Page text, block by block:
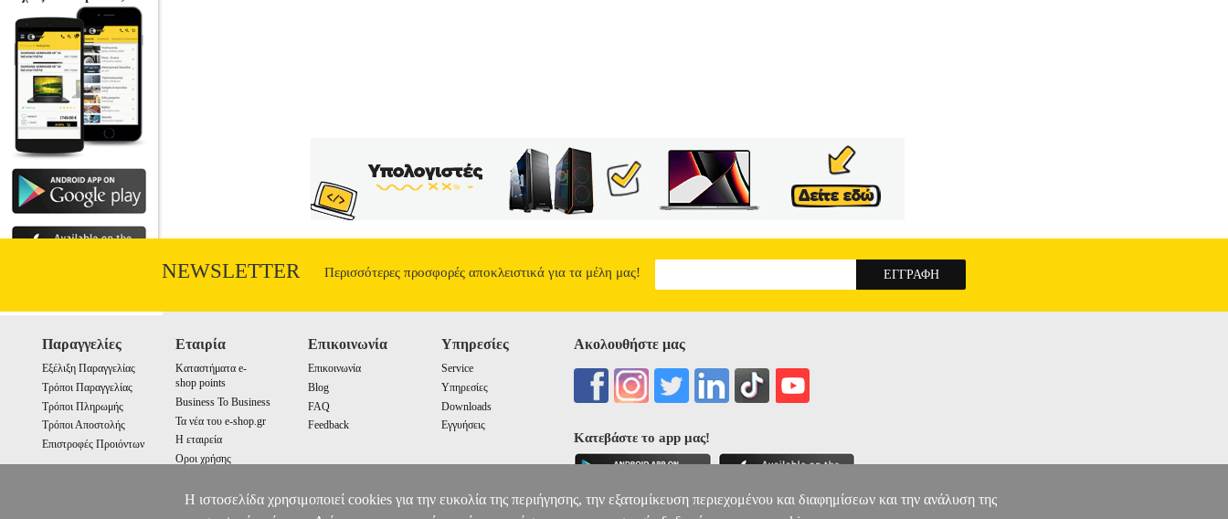
NEWSLETTER Περισσότερες προσφορές αποκλειστικά για τα μέλη μας!
Παραγγελίες
Εξέλιξη Παραγγελίας
Τρόποι Παραγγελίας
Τρόποι Πληρωμής
Τρόποι Αποστολής
Επιστροφές Προιόντων
Εταιρία
Καταστήματα e-
shop points
Business To Business
Τα νέα του e-shop.gr
Η εταιρεία
Οροι χρήσης
Επικοινωνία
Επικοινωνία
Blog
FAQ
Feedback
Υπηρεσίες
Service
Υπηρεσίες
Downloads
Εγγυήσεις
Ακολουθήστε μας
Κατεβάστε το app μας!
Η ιστοσελίδα χρησιμοποιεί cookies για την ευκολία της περιήγησης, την εξατομίκευση περιεχομένου και διαφημίσεων και την ανάλυση της